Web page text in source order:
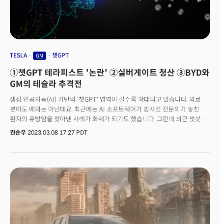
역시 30.7%에서 19.4%로 줄었는데요. 제너럴 모터스(General Motors)의
쉐보레 볼트는 배터리 결함 리콜에 따른 6000달러 가격 인하로 인해 10%의
점유율을 기록하면서 테슬라가 아닌 전기차 중에서 가장 인기가 높은 것으로
조사됐습니다. 테슬라가 아닌 전기차 중 가장 인기가 높습니다. 또 폭스바겐의
중 상위 5위에 이름을 올렸습니다. EV 시장은 여전히 시작에 불과합니다.
미만입니다. 최고 전기차 시장인 캘리포니아에서도 EV 비중은 2.6%로
조사됐는데요. 미 정부의 EV 보급을 위한 7500달러 세금공제 영향 등이
체제, 그리고 수익성 개선 등 난제를 해결하기 위한 완성차 업계의 EV 경쟁이
치열하게 전개되고 있습니다.
TESLA GM 챗GPT
①챗GPT 테라피스트 '논란' ②실버게이트 청산 ③BYD와
GM의 테슬라 추격전
생성 인공지능(AI) 기반의 '챗GPT' 영역이 갈수록 확대되고 있습니다. 의료
분야도 예외는 아닌데요. 최근에는 AI 소프트웨어가 방사선 전문의가 놓친
환자의 유방암을 찾아낸 사례가 화제가 되기도 했습니다. 그런데 최근 챗봇이
인간의 정신건강을 다루는 '테라피스트' 역할을 하고 있는 것으로
'챗GPT'를 개인 상담사로 이용했던 사례들이 목격됐는데요. 챗GPT와의
대화를 통해 트라우마를 해결했다거나 의사소통 기술을 향상시켰다는
의견들이 잇따라 올라고 있습니다. "다른 어떤 정신 상담보다 챗GPT와의
대화가 많은 도움이 됐다"는 건데요. 이런 글들을 본 이용자들은 어떻게
정신치료에 챗GPT를 활용할 수 있는지, 그리고 어떤 프롬프트를 사용해야
하는지 등을 문의하고 있습니다. 👉 AI기반 정신건강 플랫폼 늘어... "책임소지
권순우 2023.03.08 17:27 PDT